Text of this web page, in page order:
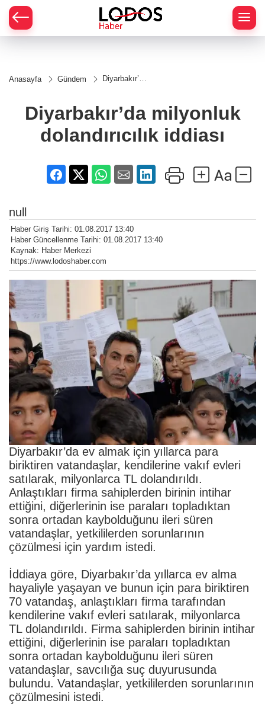
Anasayfa Gündem
Diyarbakır’da
iddiası
Diyarbakır’da milyonluk
dolandırıcılık iddiası
null
Haber Giriş Tarihi: 01.08.2017 13:40
Haber Güncellenme Tarihi: 01.08.2017 13:40
Kaynak: Haber Merkezi
https://www.lodoshaber.com
Diyarbakır’da ev almak için yıllarca para
biriktiren vatandaşlar, kendilerine vakıf evleri
satılarak, milyonlarca TL dolandırıldı.
Anlaştıkları firma sahiplerden birinin intihar
ettiğini, diğerlerinin ise paraları topladıktan
sonra ortadan kaybolduğunu ileri süren
vatandaşlar, yetkililerden sorunlarının
çözülmesi için yardım istedi.
İddiaya göre, Diyarbakır’da yıllarca ev alma
hayaliyle yaşayan ve bunun için para biriktiren
70 vatandaş, anlaştıkları firma tarafından
kendilerine vakıf evleri satılarak, milyonlarca
TL dolandırıldı. Firma sahiplerden birinin intihar
ettiğini, diğerlerinin ise paraları topladıktan
sonra ortadan kaybolduğunu ileri süren
vatandaşlar, savcılığa suç duyurusunda
bulundu. Vatandaşlar, yetkililerden sorunlarının
çözülmesini istedi.